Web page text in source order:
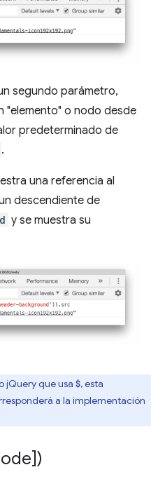
segundo parámetro,
"elemento" o nodo desde
predeterminado de
.
una referencia al
descendiente de
y se muestra su
jQuery que usa $, esta
a la implementación